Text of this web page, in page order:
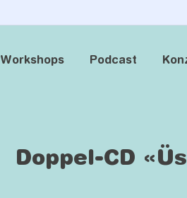
Workshops Podcast
Doppel-CD